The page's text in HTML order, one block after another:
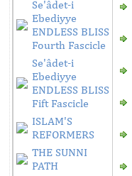
Se'âdet-i
Ebediyye
ENDLESS BLISS
Fourth Fascicle
Se'âdet-i
Ebediyye
ENDLESS BLISS
Fift Fascicle
ISLAM'S
REFORMERS
THE SUNNI
PATH